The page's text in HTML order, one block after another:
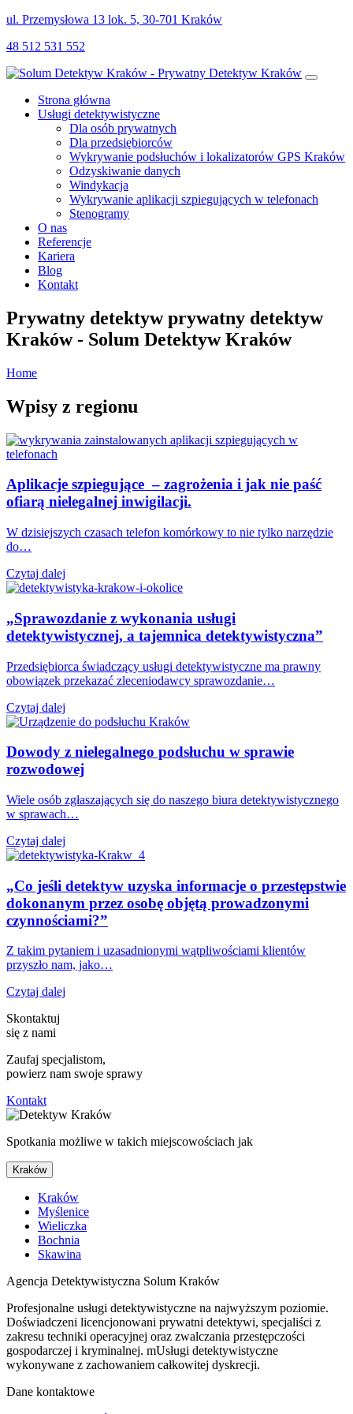
ul. Przemysłowa 13 lok. 5, 30-701 Kraków
48 512 531 552
Strona główna
Usługi detektywistyczne
Dla osób prywatnych
Dla przedsiębiorców
Wykrywanie podsłuchów i lokalizatorów GPS Kraków
Odzyskiwanie danych
Windykacja
Wykrywanie aplikacji szpiegujących w telefonach
Stenogramy
O nas
Referencje
Kariera
Blog
Kontakt
Prywatny detektyw prywatny detektyw
Kraków - Solum Detektyw Kraków
Home
Wpisy z regionu
Aplikacje szpiegujące – zagrożenia i jak nie paść
ofiarą nielegalnej inwigilacji.
W dzisiejszych czasach telefon komórkowy to nie tylko narzędzie
do…
Czytaj dalej
„Sprawozdanie z wykonania usługi
detektywistycznej, a tajemnica detektywistyczna”
Przedsiębiorca świadczący usługi detektywistyczne ma prawny
obowiązek przekazać zleceniodawcy sprawozdanie…
Czytaj dalej
Dowody z nielegalnego podsłuchu w sprawie
rozwodowej
Wiele osób zgłaszających się do naszego biura detektywistycznego
w sprawach…
Czytaj dalej
„Co jeśli detektyw uzyska informacje o przestępstwie
dokonanym przez osobę objętą prowadzonymi
czynnościami?”
Z takim pytaniem i uzasadnionymi wątpliwościami klientów
przyszło nam, jako…
Czytaj dalej
Skontaktuj
się z nami
Zaufaj specjalistom,
powierz nam swoje sprawy
Kontakt
Spotkania możliwe w takich miejscowościach jak
Kraków
Kraków
Myślenice
Wieliczka
Bochnia
Skawina
Agencja Detektywistyczna Solum Kraków
Profesjonalne usługi detektywistyczne na najwyższym poziomie.
Doświadczeni licencjonowani prywatni detektywi, specjaliści z
zakresu techniki operacyjnej oraz zwalczania przestępczości
gospodarczej i kryminalnej. mUsługi detektywistyczne
wykonywane z zachowaniem całkowitej dyskrecji.
Dane kontaktowe